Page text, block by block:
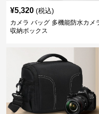
¥5,320 (税込)
カメラ バッグ 多機能防水カメ
収納ボックス